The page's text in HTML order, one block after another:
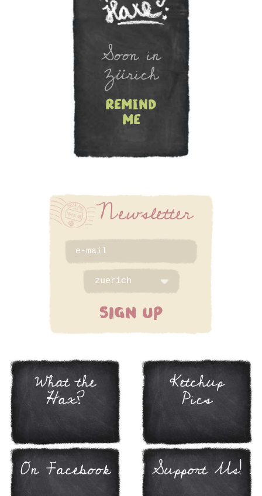
Newsletter
SIGN UP
Soon in
Zürich
remind
me
Newsletter
SIGN UP
What the
Hax?
Ketchup
Pics
On Facebook Support Us!